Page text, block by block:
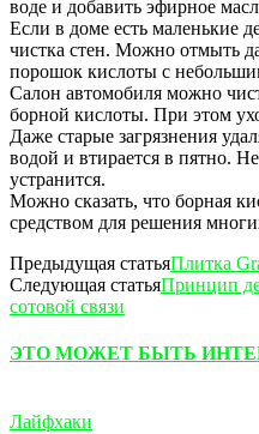
воде и добавить эфирное
Если в доме есть маленькие
чистка стен. Можно отмыть
порошок кислоты с
Салон автомобиля можно
борной кислоты. При этом
Даже старые загрязнения
водой и втирается в пятно.
устранится.
Можно сказать, что борная
средством для решения
Предыдущая статьяПлитка
Следующая статьяПринцип
сотовой связи
ЭТО МОЖЕТ БЫТЬ
Лайфхаки